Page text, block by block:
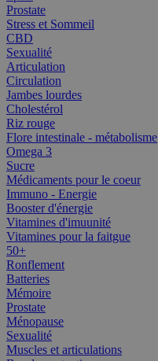
Prostate
Stress et Sommeil
CBD
Sexualité
Articulation
Circulation
Jambes lourdes
Cholestérol
Riz rouge
Flore intestinale - métabolisme
Omega 3
Sucre
Médicaments pour le coeur
Immuno - Energie
Booster d'énergie
Vitamines d'imuunité
Vitamines pour la faitgue
50+
Ronflement
Batteries
Mémoire
Prostate
Ménopause
Sexualité
Muscles et articulations